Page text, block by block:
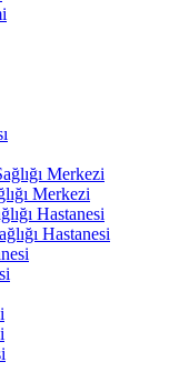
Merkezi
Merkezi
Hastanesi
Hastanesi